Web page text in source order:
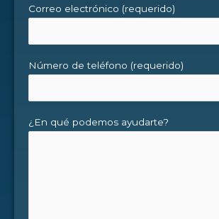
Correo electrónico (requerido)
Número de teléfono (requerido)
¿En qué podemos ayudarte?